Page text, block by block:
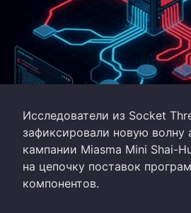
Исследователи из Socket
зафиксировали новую волну
кампании Miasma Mini Shai-
на цепочку поставок
компонентов.